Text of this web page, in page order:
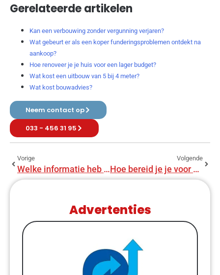
Gerelateerde artikelen
Kan een verbouwing zonder vergunning verjaren?
Wat gebeurt er als een koper funderingsproblemen ontdekt na
aankoop?
Hoe renoveer je je huis voor een lager budget?
Wat kost een uitbouw van 5 bij 4 meter?
Wat kost bouwadvies?
Neem contact op
033 - 456 31 95
Vorige
Welke informatie heb je nodig voor bouwadviseur?
Volgende
Hoe bereid je je voor op bouwadvies?
Advertenties